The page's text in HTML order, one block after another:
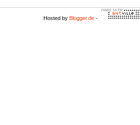
Hosted by Blogger.de -